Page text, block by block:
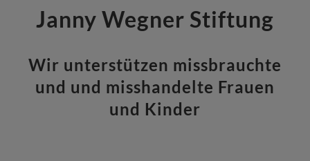
Janny Wegner Stiftung
Wir unterstützen missbrauchte
und und misshandelte Frauen
und Kinder